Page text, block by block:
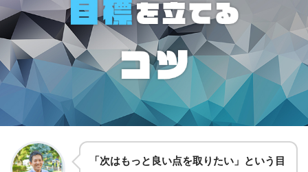
「次はもっと良い点を取りたい」という目